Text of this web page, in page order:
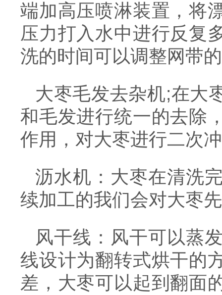
端加高压喷淋装置，将
压力打入水中进行反复
洗的时间可以调整网带
大枣毛发去杂机;在大
和毛发进行统一的去除
作用，对大枣进行二次
沥水机：大枣在清洗
续加工的我们会对大枣
风干线：风干可以蒸
线设计为翻转式烘干的
差，大枣可以起到翻面